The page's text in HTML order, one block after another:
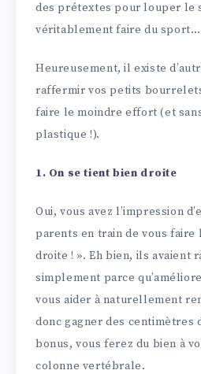
des prétextes pour louper le
véritablement faire du sport…
Heureusement, il existe
raffermir vos petits
faire le moindre effort (et
plastique !).
1. On se tient bien droite
Oui, vous avez l’impression
parents en train de vous
droite ! ». Eh bien, ils avaient
simplement parce
vous aider à naturellement
donc gagner des centimètres
bonus, vous ferez du bien à
colonne vertébrale.